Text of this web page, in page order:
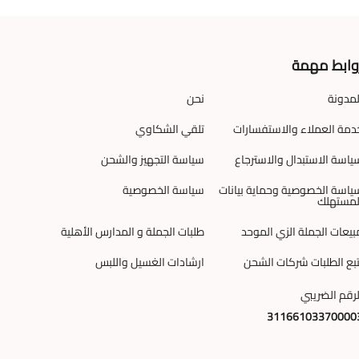
مهمة
نحن
العملاء والاستفسارات
تلقي الشكاوي
الاستبدال والاسترجاع
سياسة التجهيز والشحن
الخصوصية وحماية بيانات
سياسة الخصوصية
الجملة الزي الموحد
طلبات الجملة و المدارس الأهلية
الطلبات شركات الشحن
ارشادات الغسيل واللبس
الضريبي